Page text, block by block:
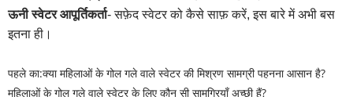
ऊनी स्वेटर आपूर्तिकर्ता- सफ़ेद स्वेटर को कैसे साफ़ करें, इस बारे में अभी बस
इतना ही।
पहले का:क्या महिलाओं के गोल गले वाले स्वेटर की मिश्रण सामग्री पहनना आसान है?
महिलाओं के गोल गले वाले स्वेटर के लिए कौन सी सामग्रियाँ अच्छी हैं?